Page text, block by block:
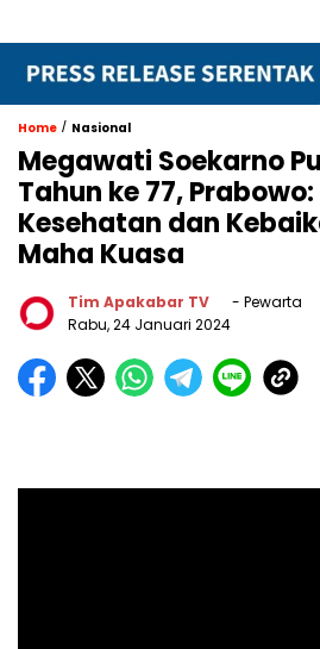
Home / Nasional
Megawati Soekarno
Tahun ke 77,
Kesehatan dan
Maha Kuasa
Tim Apakabar TV
- Pewarta
Rabu, 24 Januari 2024